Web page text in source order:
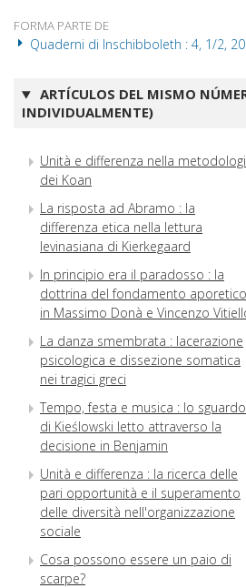
FORMA PARTE DE
Quaderni di Inschibboleth : 4, 1/2,
ARTÍCULOS DEL MISMO
INDIVIDUALMENTE)
Unità e differenza nella
dei Koan
La risposta ad Abramo : la
differenza etica nella lettura
levinasiana di Kierkegaard
In principio era il paradosso : la
dottrina del fondamento aporetico
in Massimo Donà e Vincenzo
La danza smembrata : lacerazione
psicologica e dissezione somatica
nei tragici greci
Tempo, festa e musica : lo sguardo
di Kieślowski letto attraverso la
decisione in Benjamin
Unità e differenza : la ricerca delle
pari opportunità e il superamento
delle diversità nell'organizzazione
sociale
Cosa possono essere un paio di
scarpe?